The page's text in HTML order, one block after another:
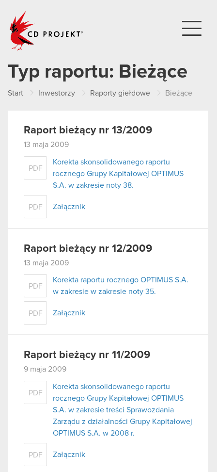
Typ raportu: Bieżące
Start Inwestorzy Raporty giełdowe Bieżące
Raport bieżący nr 13/2009
13 maja 2009
PDF
Korekta skonsolidowanego raportu
rocznego Grupy Kapitałowej OPTIMUS
S.A. w zakresie noty 38.
PDF Załącznik
Raport bieżący nr 12/2009
13 maja 2009
PDF
Korekta raportu rocznego OPTIMUS S.A.
w zakresie w zakresie noty 35.
PDF Załącznik
Raport bieżący nr 11/2009
9 maja 2009
PDF
Korekta skonsolidowanego raportu
rocznego Grupy Kapitałowej OPTIMUS
S.A. w zakresie treści Sprawozdania
Zarządu z działalności Grupy Kapitałowej
OPTIMUS S.A. w 2008 r.
PDF Załącznik